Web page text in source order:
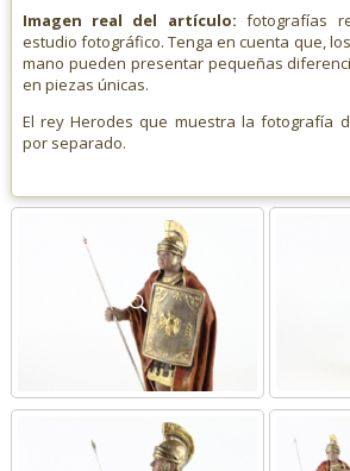
Imagen real del artículo: fotografías
estudio fotográfico. Tenga en cuenta que,
mano pueden presentar pequeñas
en piezas únicas.
El rey Herodes que muestra la fotografía
por separado.